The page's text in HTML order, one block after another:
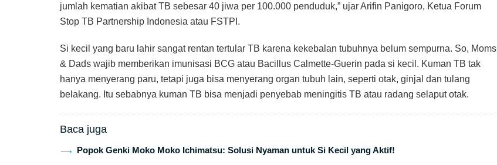
jumlah kematian akibat TB sebesar 40 jiwa per 100.000 penduduk,” ujar Arifin Panigoro, Ketua Forum
Stop TB Partnership Indonesia atau FSTPI.
Si kecil yang baru lahir sangat rentan tertular TB karena kekebalan tubuhnya belum sempurna. So, Moms
& Dads wajib memberikan imunisasi BCG atau Bacillus Calmette-Guerin pada si kecil. Kuman TB tak
hanya menyerang paru, tetapi juga bisa menyerang organ tubuh lain, seperti otak, ginjal dan tulang
belakang. Itu sebabnya kuman TB bisa menjadi penyebab meningitis TB atau radang selaput otak.
Baca juga
Popok Genki Moko Moko Ichimatsu: Solusi Nyaman untuk Si Kecil yang Aktif!